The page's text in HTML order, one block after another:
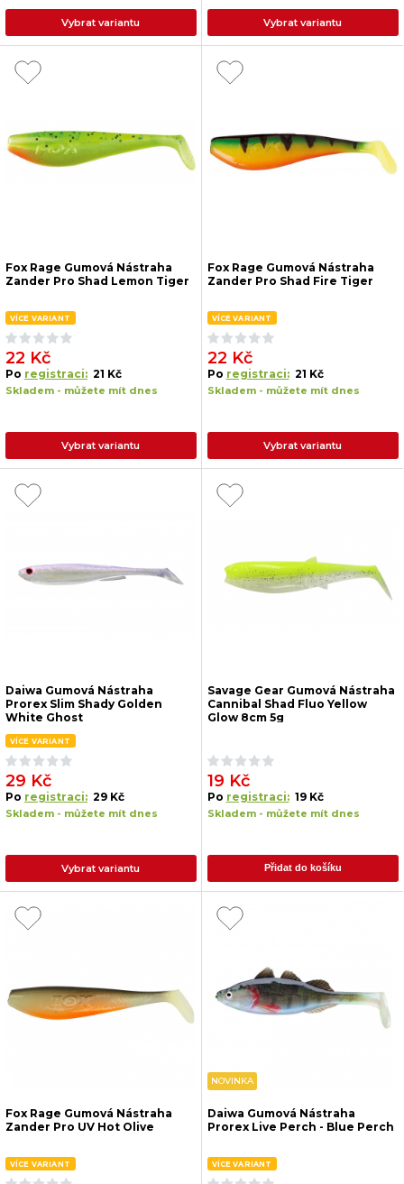
Vybrat variantu Vybrat variantu
Fox Rage Gumová Nástraha
Zander Pro Shad Lemon Tiger
VÍCE VARIANT
22 Kč
Po registraci: 21 Kč
Skladem - můžete mít dnes
Vybrat variantu
Fox Rage Gumová Nástraha
Zander Pro Shad Fire Tiger
VÍCE VARIANT
22 Kč
Po registraci: 21 Kč
Skladem - můžete mít dnes
Vybrat variantu
Daiwa Gumová Nástraha
Prorex Slim Shady Golden
White Ghost
VÍCE VARIANT
29 Kč
Po registraci: 29 Kč
Skladem - můžete mít dnes
Vybrat variantu
Savage Gear Gumová Nástraha
Cannibal Shad Fluo Yellow
Glow 8cm 5g
19 Kč
Po registraci: 19 Kč
Skladem - můžete mít dnes
Přidat do košíku
Fox Rage Gumová Nástraha
Zander Pro UV Hot Olive
VÍCE VARIANT
NOVINKA
Daiwa Gumová Nástraha
Prorex Live Perch - Blue Perch
VÍCE VARIANT